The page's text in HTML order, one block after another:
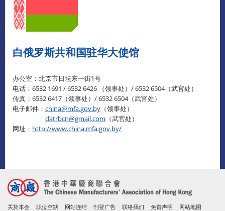
白俄罗斯共和国驻华大使馆
办公室：北京市日坛东一街1号
电话：6532 1691 / 6532 6426 （领事处）/ 6532 6504（武官处）
传真：6532 6417（领事处）/ 6532 6504（武官处）
电子邮件： china@mfa.gov.by （领事处）
datrbcn@gmail.com （武官处）
网址： http://www.china.mfa.gov.by/
关於本会 职位空缺 网站连结 刊登广告 联络我们 免责声明 网站地图